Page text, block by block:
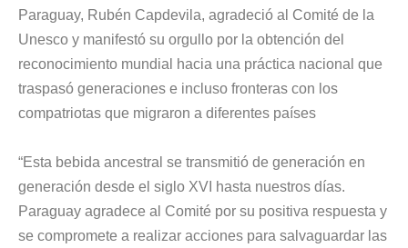
Paraguay, Rubén Capdevila, agradeció al Comité de la
Unesco y manifestó su orgullo por la obtención del
reconocimiento mundial hacia una práctica nacional que
traspasó generaciones e incluso fronteras con los
compatriotas que migraron a diferentes países
“Esta bebida ancestral se transmitió de generación en
generación desde el siglo XVI hasta nuestros días.
Paraguay agradece al Comité por su positiva respuesta y
se compromete a realizar acciones para salvaguardar las